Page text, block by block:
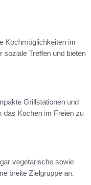
Kochmöglichkeiten im
soziale Treffen und bieten
Grillstationen und
das Kochen im Freien zu
vegetarische sowie
breite Zielgruppe an.